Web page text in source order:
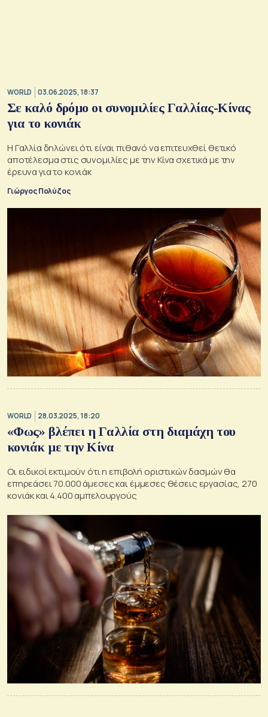
WORLD 03.06.2025, 18:37
Σε καλό δρόμο οι συνομιλίες Γαλλίας-Κίνας
για το κονιάκ
Η Γαλλία δηλώνει ότι είναι πιθανό να επιτευχθεί θετικό
αποτέλεσμα στις συνομιλίες με την Κίνα σχετικά με την
έρευνα για το κονιάκ
Γιώργος Πολύζος
WORLD 28.03.2025, 18:20
«Φως» βλέπει η Γαλλία στη διαμάχη του
κονιάκ με την Κίνα
Οι ειδικοί εκτιμούν ότι η επιβολή οριστικών δασμών θα
επηρεάσει 70.000 άμεσες και έμμεσες θέσεις εργασίας, 270
κονιάκ και 4.400 αμπελουργούς